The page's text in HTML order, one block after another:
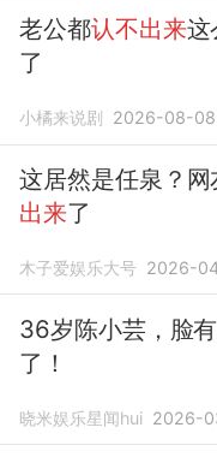
老公都认不出来这
了
小橘来说剧 2026-08-08
这居然是任泉？网
出来了
木子爱娱乐大号 2026-
36岁陈小芸，脸
了！
晓米娱乐星闻hui 2026-